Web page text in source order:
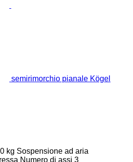
semirimorchio pianale Kögel
kg Sospensione ad aria
Numero di assi 3